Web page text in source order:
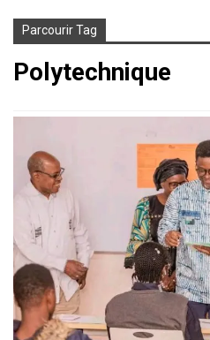
Parcourir Tag
Polytechnique